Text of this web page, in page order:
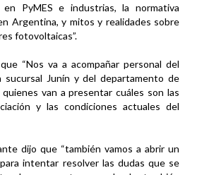
en PyMES e industrias, la normativa
Argentina, y mitos y realidades sobre
fotovoltaicas”.
“Nos va a acompañar personal del
sucursal Junín y del departamento de
van a presentar cuáles son las
y las condiciones actuales del
dijo que “también vamos a abrir un
intentar resolver las dudas que se